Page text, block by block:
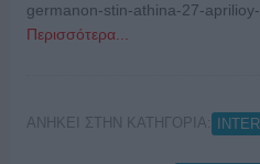
germanon-stin-athina-27-
Περισσότερα...
ΑΝΗΚΕΙ ΣΤΗΝ ΚΑΤΗΓΟΡΙΑ: